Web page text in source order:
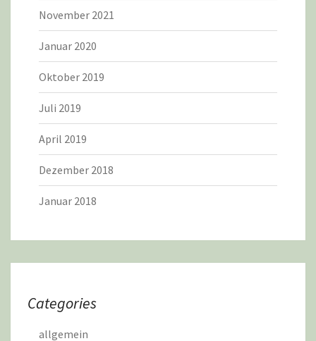
November 2021
Januar 2020
Oktober 2019
Juli 2019
April 2019
Dezember 2018
Januar 2018
Categories
allgemein